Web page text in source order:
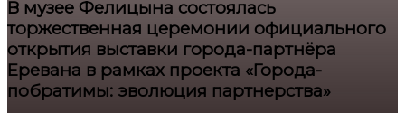
В музее Фелицына состоялась
торжественная церемонии официального
открытия выставки города-партнёра
Еревана в рамках проекта «Города-
побратимы: эволюция партнерства»